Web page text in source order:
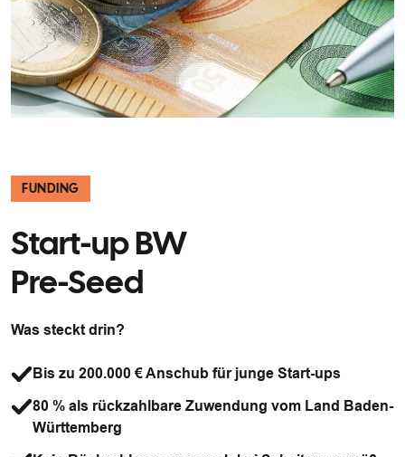
FUNDING
Start-up BW
Pre-Seed
Was steckt drin?
Bis zu 200.000 € Anschub für junge Start-ups
80 % als rückzahlbare Zuwendung vom Land Baden-
Württemberg